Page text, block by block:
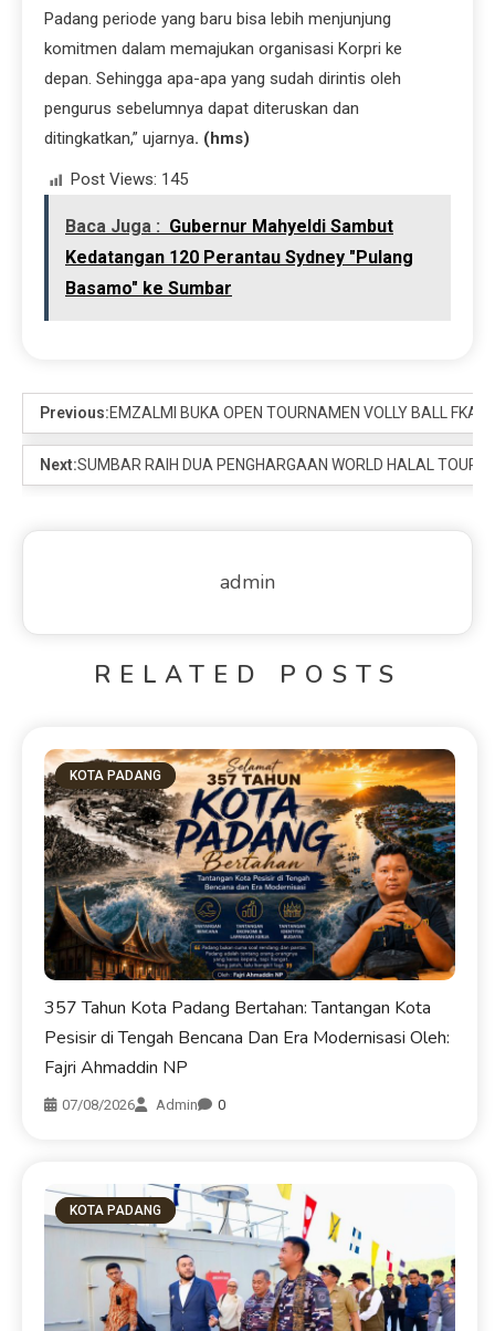
Padang periode yang baru bisa lebih menjunjung
komitmen dalam memajukan organisasi Korpri ke
depan. Sehingga apa-apa yang sudah dirintis oleh
pengurus sebelumnya dapat diteruskan dan
ditingkatkan,” ujarnya. (hms)
Post Views: 145
Baca Juga : Gubernur Mahyeldi Sambut
Kedatangan 120 Perantau Sydney "Pulang
Basamo" ke Sumbar
Previous:EMZALMI BUKA OPEN TOURNAMEN VOLLY BALL FKAN
Next:SUMBAR RAIH DUA PENGHARGAAN WORLD HALAL
admin
RELATED POSTS
KOTA PADANG
357 Tahun Kota Padang Bertahan: Tantangan Kota
Pesisir di Tengah Bencana Dan Era Modernisasi Oleh:
Fajri Ahmaddin NP
07/08/2026 Admin 0
KOTA PADANG